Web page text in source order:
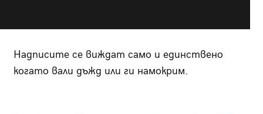
Надписите се виждат само и единствено
когато вали дъжд или ги намокрим.